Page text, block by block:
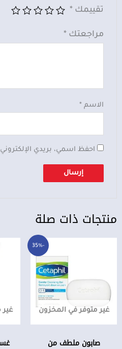
تقييمك*
مراجعتك*
الاسم*
احفظ اسمي، بريدي
منتجات ذات صلة
-35%
غير متوفر في المخزون
صابون ملطف من
السعر
الأصلي
هو:
10,000 د.ع.
السعر
الحالي
هو:
6,500 د.ع.